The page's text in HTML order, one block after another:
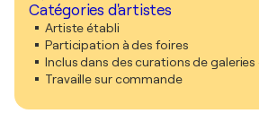
Catégories d'artistes
Artiste établi
Participation à des foires
Inclus dans des curations de
Travaille sur commande